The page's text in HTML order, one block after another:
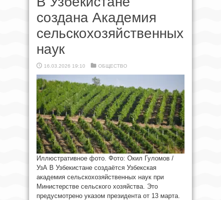
создана Академия
сельскохозяйственных
наук
16.03.2026 19:10 ОБЩЕСТВО
Иллюстративное фото. Фото: Окил Гуломов /
УзА В Узбекистане создаётся Узбекская
академия сельскохозяйственных наук при
Министерстве сельского хозяйства. Это
предусмотрено указом президента от 13 марта.